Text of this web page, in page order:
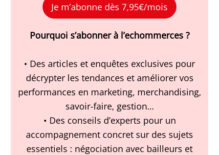
Je m’abonne dès 7,95€/mois
Pourquoi s’abonner à l’echommerces ?
• Des articles et enquêtes exclusives pour
décrypter les tendances et améliorer vos
performances en marketing, merchandising,
savoir-faire, gestion…
• Des conseils d’experts pour un
accompagnement concret sur des sujets
essentiels : négociation avec bailleurs et